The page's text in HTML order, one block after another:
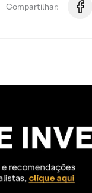
Compartilhar: